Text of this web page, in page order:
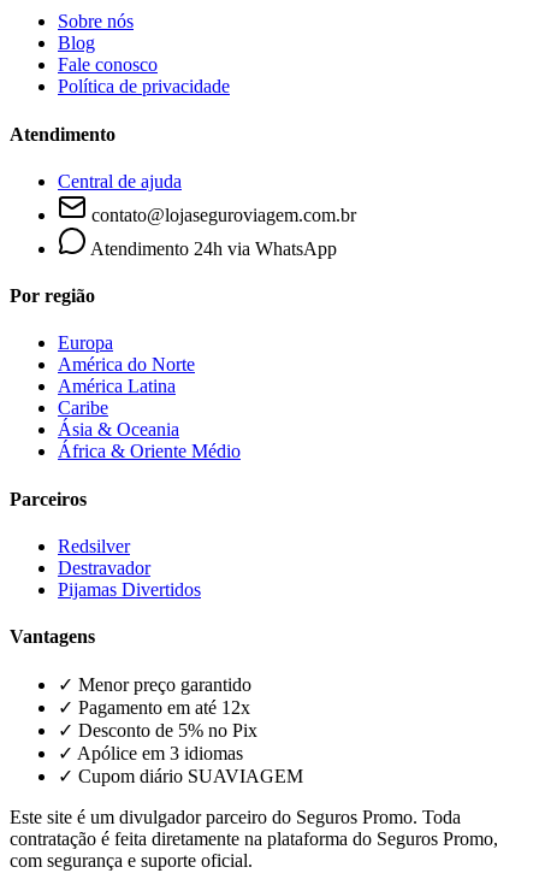
Sobre nós
Blog
Fale conosco
Política de privacidade
Atendimento
Central de ajuda
contato@lojaseguroviagem.com.br
Atendimento 24h via WhatsApp
Por região
Europa
América do Norte
América Latina
Caribe
Ásia & Oceania
África & Oriente Médio
Parceiros
Redsilver
Destravador
Pijamas Divertidos
Vantagens
✓ Menor preço garantido
✓ Pagamento em até 12x
✓ Desconto de 5% no Pix
✓ Apólice em 3 idiomas
✓ Cupom diário SUAVIAGEM
Este site é um divulgador parceiro do Seguros Promo. Toda
contratação é feita diretamente na plataforma do Seguros Promo,
com segurança e suporte oficial.